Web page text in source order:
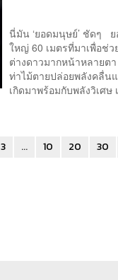
นี่มัน ‘ยอดมนุษย์’ ชัดๆ
ใหญ่ 60 เมตรที่มาเพื่อช่
ต่างดาวมากหน้าหลายต
ท่าไม้ตายปล่อยพลังคลื่น
เกิดมาพร้อมกับพลังวิเศษ
3 ... 10 20 30